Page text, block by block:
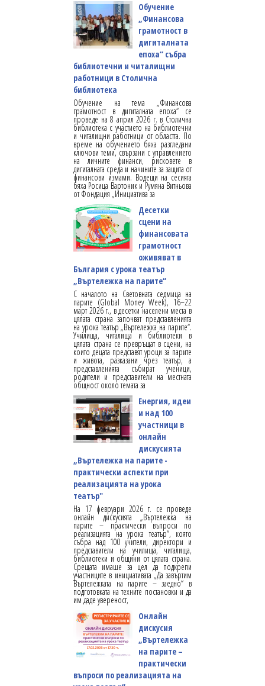
Обучение
„Финансова
грамотност в
дигиталната
епоха“ събра
библиотечни и читалищни
работници в Столична
библиотека
Обучение на тема „Финансова
грамотност в дигиталната епоха“ се
проведе на 8 април 2026 г. в Столична
библиотека с участието на библиотечни
и читалищни работници от областта. По
време на обучението бяха разгледани
ключови теми, свързани с управлението
на личните финанси, рисковете в
дигиталната среда и начините за защита от
финансови измами. Водещи на сесията
бяха Росица Вартоник и Румяна Витньова
от Фондация „Инициатива за
Десетки
сцени на
финансовата
грамотност
оживяват в
България с урока театър
„Въртележка на парите“
С началото на Световната седмица на
парите (Global Money Week), 16–22
март 2026 г., в десетки населени места в
цялата страна започват представленията
на урока театър „Въртележка на парите“.
Училища, читалища и библиотеки в
цялата страна се превръщат в сцени, на
които децата представят уроци за парите
и живота, разказани чрез театър, а
представленията събират ученици,
родители и представители на местната
общност около темата за
Енергия, идеи
и над 100
участници в
онлайн
дискусията
„Въртележка на парите -
практически аспекти при
реализацията на урока
театър"
На 17 февруари 2026 г. се проведе
онлайн дискусията „Въртележка на
парите – практически въпроси по
реализацията на урока театър“, която
събра над 100 учители, директори и
представители на училища, читалища,
библиотеки и общини от цялата страна.
Срещата имаше за цел да подкрепи
участниците в инициативата „Да завъртим
Въртележката на парите – заедно“ в
подготовката на техните постановки и да
им даде увереност,
Онлайн
дискусия
„Въртележка
на парите –
практически
въпроси по реализацията на